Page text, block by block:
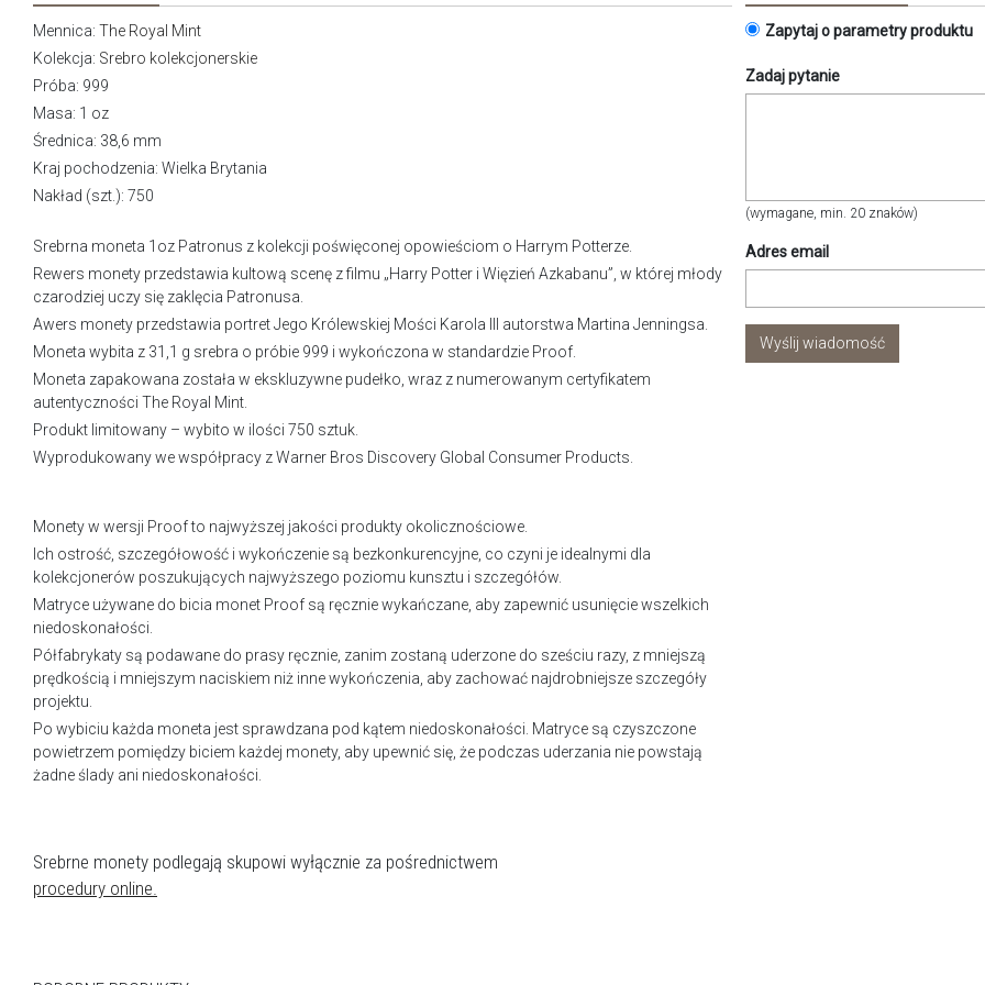
Mennica: The Royal Mint
Kolekcja: Srebro kolekcjonerskie
Próba: 999
Masa: 1 oz
Średnica: 38,6 mm
Kraj pochodzenia: Wielka Brytania
Nakład (szt.): 750
Srebrna moneta 1oz Patronus z kolekcji poświęconej opowieściom o Harrym Potterze.
Rewers monety przedstawia kultową scenę z filmu „Harry Potter i Więzień Azkabanu”, w której młody
czarodziej uczy się zaklęcia Patronusa.
Awers monety przedstawia portret Jego Królewskiej Mości Karola III autorstwa Martina Jenningsa.
Moneta wybita z 31,1 g srebra o próbie 999 i wykończona w standardzie Proof.
Moneta zapakowana została w ekskluzywne pudełko, wraz z numerowanym certyfikatem
autentyczności The Royal Mint.
Produkt limitowany – wybito w ilości 750 sztuk.
Wyprodukowany we współpracy z Warner Bros Discovery Global Consumer Products.
Monety w wersji Proof to najwyższej jakości produkty okolicznościowe.
Ich ostrość, szczegółowość i wykończenie są bezkonkurencyjne, co czyni je idealnymi dla
kolekcjonerów poszukujących najwyższego poziomu kunsztu i szczegółów.
Matryce używane do bicia monet Proof są ręcznie wykańczane, aby zapewnić usunięcie wszelkich
niedoskonałości.
Półfabrykaty są podawane do prasy ręcznie, zanim zostaną uderzone do sześciu razy, z mniejszą
prędkością i mniejszym naciskiem niż inne wykończenia, aby zachować najdrobniejsze szczegóły
projektu.
Po wybiciu każda moneta jest sprawdzana pod kątem niedoskonałości. Matryce są czyszczone
powietrzem pomiędzy biciem każdej monety, aby upewnić się, że podczas uderzania nie powstają
żadne ślady ani niedoskonałości.
Srebrne monety podlegają skupowi wyłącznie za pośrednictwem
procedury online.
Zapytaj o parametry produktu
Zadaj pytanie
(wymagane, min. 20 znaków)
Adres email
Wyślij wiadomość